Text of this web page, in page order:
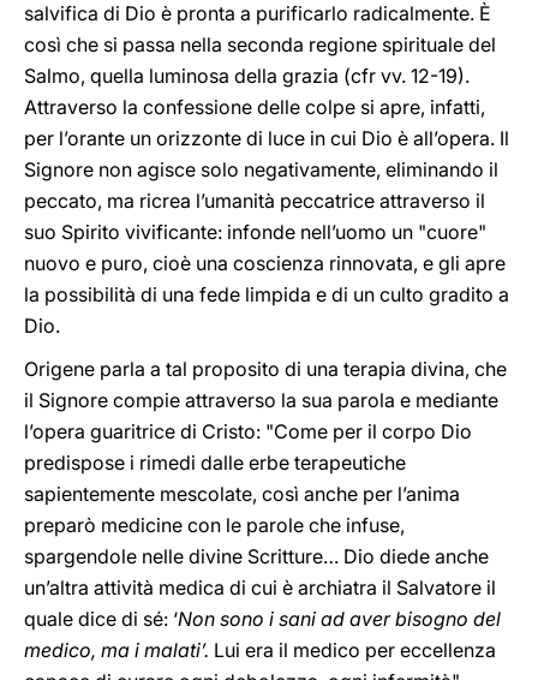
salvifica di Dio è pronta a purificarlo radicalmente. È
così che si passa nella seconda regione spirituale del
Salmo, quella luminosa della grazia (cfr vv. 12-19).
Attraverso la confessione delle colpe si apre, infatti,
per l’orante un orizzonte di luce in cui Dio è all’opera. Il
Signore non agisce solo negativamente, eliminando il
peccato, ma ricrea l’umanità peccatrice attraverso il
suo Spirito vivificante: infonde nell’uomo un "cuore"
nuovo e puro, cioè una coscienza rinnovata, e gli apre
la possibilità di una fede limpida e di un culto gradito a
Dio.
Origene parla a tal proposito di una terapia divina, che
il Signore compie attraverso la sua parola e mediante
l’opera guaritrice di Cristo: "Come per il corpo Dio
predispose i rimedi dalle erbe terapeutiche
sapientemente mescolate, così anche per l’anima
preparò medicine con le parole che infuse,
spargendole nelle divine Scritture… Dio diede anche
un’altra attività medica di cui è archiatra il Salvatore il
quale dice di sé: ‘Non sono i sani ad aver bisogno del
medico, ma i malati’. Lui era il medico per eccellenza